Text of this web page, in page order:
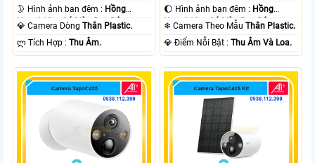
🌛 Hình ảnh ban đêm : Hồng
Ngoại 10m Có Màu Ban Ðêm.
💎 Camera DòngThân Plastic.
️ლ Tích Hợp :Thu Âm.
🌔 Hình ảnh ban đêm : Hồng
Ngoại 10m Có Màu Ban Ðêm.
❄ Camera Theo MẫuThân Plastic.
️💎 Điểm Nỗi Bật :Thu Âm Và Loa.